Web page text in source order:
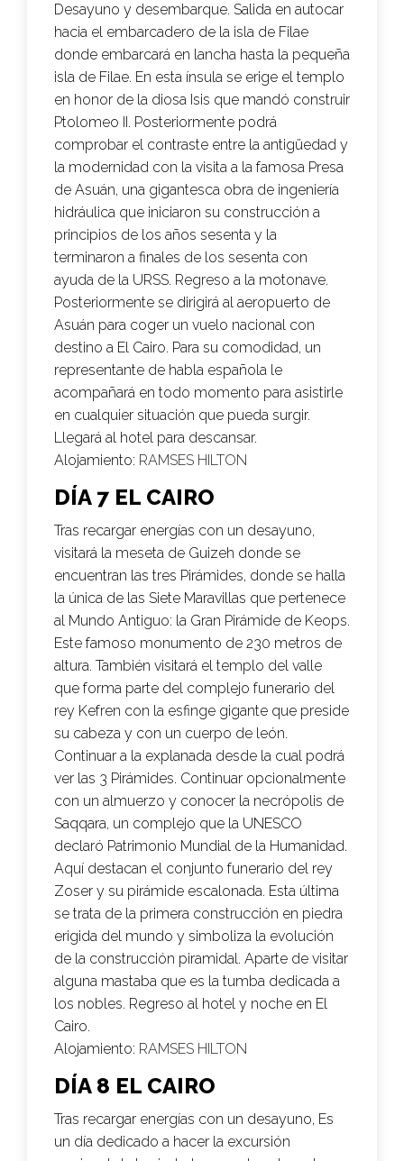
Desayuno y desembarque. Salida en autocar
hacia el embarcadero de la isla de Filae
donde embarcará en lancha hasta la pequeña
isla de Filae. En esta ínsula se erige el templo
en honor de la diosa Isis que mandó construir
Ptolomeo II. Posteriormente podrá
comprobar el contraste entre la antigüedad y
la modernidad con la visita a la famosa Presa
de Asuán, una gigantesca obra de ingeniería
hidráulica que iniciaron su construcción a
principios de los años sesenta y la
terminaron a finales de los sesenta con
ayuda de la URSS. Regreso a la motonave.
Posteriormente se dirigirá al aeropuerto de
Asuán para coger un vuelo nacional con
destino a El Cairo. Para su comodidad, un
representante de habla española le
acompañará en todo momento para asistirle
en cualquier situación que pueda surgir.
Llegará al hotel para descansar.
Alojamiento: RAMSES HILTON
DÍA 7 EL CAIRO
Tras recargar energías con un desayuno,
visitará la meseta de Guizeh donde se
encuentran las tres Pirámides, donde se halla
la única de las Siete Maravillas que pertenece
al Mundo Antiguo: la Gran Pirámide de Keops.
Este famoso monumento de 230 metros de
altura. También visitará el templo del valle
que forma parte del complejo funerario del
rey Kefren con la esfinge gigante que preside
su cabeza y con un cuerpo de león.
Continuar a la explanada desde la cual podrá
ver las 3 Pirámides. Continuar opcionalmente
con un almuerzo y conocer la necrópolis de
Saqqara, un complejo que la UNESCO
declaró Patrimonio Mundial de la Humanidad.
Aquí destacan el conjunto funerario del rey
Zoser y su pirámide escalonada. Esta última
se trata de la primera construcción en piedra
erigida del mundo y simboliza la evolución
de la construcción piramidal. Aparte de visitar
alguna mastaba que es la tumba dedicada a
los nobles. Regreso al hotel y noche en El
Cairo.
Alojamiento: RAMSES HILTON
DÍA 8 EL CAIRO
Tras recargar energías con un desayuno, Es
un día dedicado a hacer la excursión